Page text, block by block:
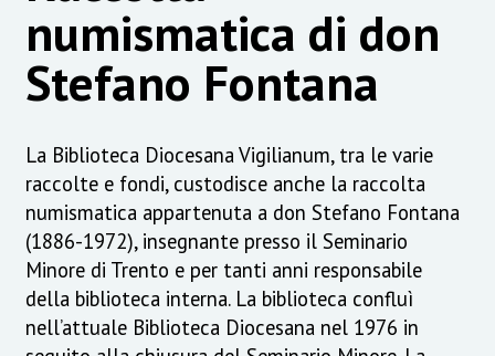
numismatica di don
Stefano Fontana
La Biblioteca Diocesana Vigilianum, tra le varie
raccolte e fondi, custodisce anche la raccolta
numismatica appartenuta a don Stefano Fontana
(1886-1972), insegnante presso il Seminario
Minore di Trento e per tanti anni responsabile
della biblioteca interna. La biblioteca confluì
nell’attuale Biblioteca Diocesana nel 1976 in